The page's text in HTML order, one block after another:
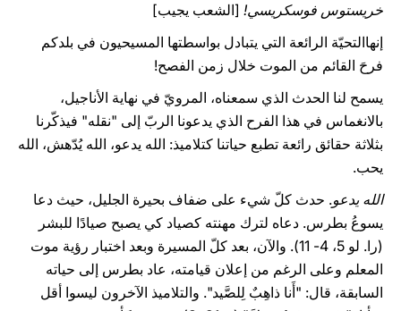
خريستوس فوسكريسي! [الشعب يجيب]
إنهاالتحيّة الرائعة التي يتبادل بواسطتها المسيحيون في بلدكم
فرحَ القائم من الموت خلال زمن الفصح!
يسمح لنا الحدث الذي سمعناه، المرويّ في نهاية الأناجيل،
بالانغماس في هذا الفرح الذي يدعونا الربّ إلى "نقله" فيذكّرنا
بثلاثة حقائق رائعة تطبع حياتنا كتلاميذ: الله يدعو، الله يُدّهش، الله
يحب.
الله يدعو. حدث كلّ شيء على ضفاف بحيرة الجليل، حيث دعا
يسوعُ بطرس. دعاه لترك مهنته كصياد كي يصبح صيادًا للبشر
(را. لو 5، 4- 11). والآن، بعد كلّ المسيرة وبعد اختبار رؤية موت
المعلم وعلى الرغم من إعلان قيامته، عاد بطرس إلى حياته
السابقة، قال: "أَنا ذاهِبٌ لِلصَّيد". والتلاميذ الآخرون ليسوا أقل